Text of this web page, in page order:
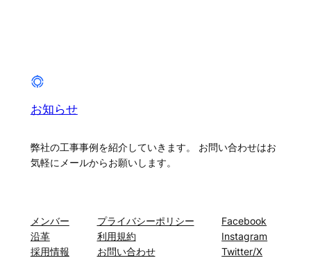
お知らせ
弊社の工事事例を紹介していきます。 お問い合わせはお
気軽にメールからお願いします。
メンバー
沿革
採用情報
プライバシーポリシー
利用規約
お問い合わせ
Facebook
Instagram
Twitter/X